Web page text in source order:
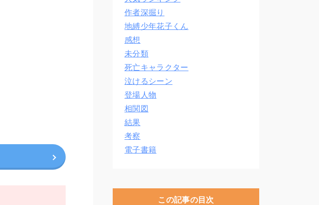
作者深掘り
地縛少年花子くん
感想
未分類
死亡キャラクター
泣けるシーン
登場人物
相関図
結果
考察
電子書籍
この記事の目次